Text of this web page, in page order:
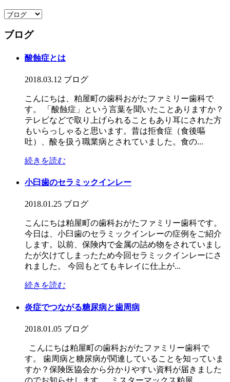
ブログ
酸蝕症とは
2018.03.12 ブログ
こんにちは、粕屋町の歯科おがたファミリー歯科で
す。 「酸蝕症」という言葉を聞いたことありますか？
テレビなどで取り上げられることもあり耳にされた方
もいらっしゃると思います。昔は拒食症（食後嘔
吐）、酸を扱う職業病とされていました。食の...
続きを読む
小臼歯のセラミックインレー
2018.01.25 ブログ
こんにちは粕屋町の歯科おがたファミリー歯科です。
今日は、小臼歯のセラミックインレーの症例をご紹介
します。以前、保険内で金属の詰め物をされていまし
たが欠けてしまったため今回セラミックインレーにさ
れました。 今回もとてもキレイに仕上が...
続きを読む
炎症でつながる糖尿病と歯周病
2018.01.05 ブログ
こんにちは粕屋町の歯科おがたファミリー歯科で
す。 歯周病と糖尿病が関連していることを知っていま
すか？保険医協会から分かりやすい資料が届きました
のでお知らせします。 ミスターマックス粕屋...